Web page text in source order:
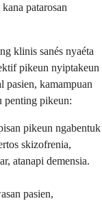
patarosan
klinis sanés nyaéta
pikeun nyiptakeun
pasien, kamampuan
penting pikeun:
pikeun ngabentuk
skizofrenia,
atanapi demensia.
pasien,